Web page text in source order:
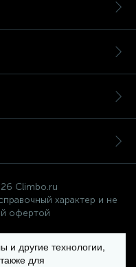
Climbo.ru
характер и не
офертой
персональных
и другие технологии,
для